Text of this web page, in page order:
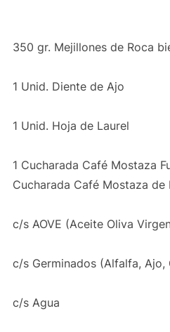
350 gr. Mejillones de Roca
1 Unid. Diente de Ajo
1 Unid. Hoja de Laurel
1 Cucharada Café Mostaza
Cucharada Café Mostaza de
c/s AOVE (Aceite Oliva
c/s Germinados (Alfalfa, Ajo,
c/s Agua